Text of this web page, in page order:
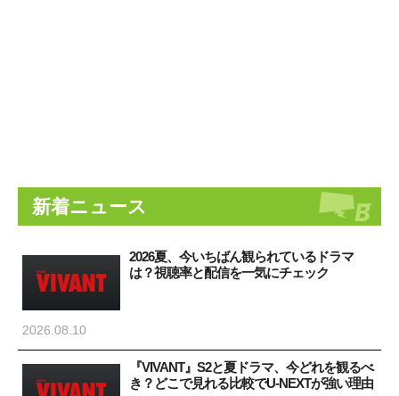
新着ニュース
2026夏、今いちばん観られているドラマ
は？視聴率と配信を一気にチェック
2026.08.10
『VIVANT』S2と夏ドラマ、今どれを観るべ
き？どこで見れる比較でU-NEXTが強い理由